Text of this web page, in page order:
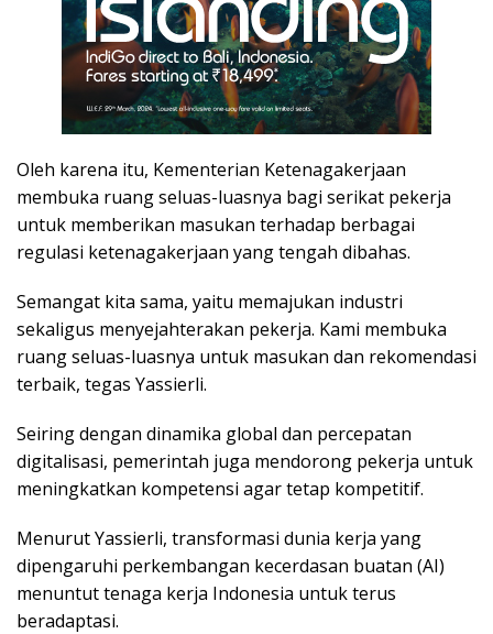
Oleh karena itu, Kementerian Ketenagakerjaan
membuka ruang seluas-luasnya bagi serikat pekerja
untuk memberikan masukan terhadap berbagai
regulasi ketenagakerjaan yang tengah dibahas.
Semangat kita sama, yaitu memajukan industri
sekaligus menyejahterakan pekerja. Kami membuka
ruang seluas-luasnya untuk masukan dan rekomendasi
terbaik, tegas Yassierli.
Seiring dengan dinamika global dan percepatan
digitalisasi, pemerintah juga mendorong pekerja untuk
meningkatkan kompetensi agar tetap kompetitif.
Menurut Yassierli, transformasi dunia kerja yang
dipengaruhi perkembangan kecerdasan buatan (AI)
menuntut tenaga kerja Indonesia untuk terus
beradaptasi.